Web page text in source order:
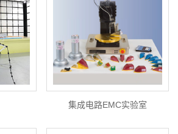
集成电路EMC实验室